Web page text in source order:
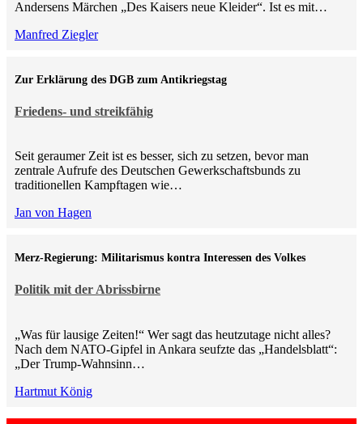
Andersens Märchen „Des Kaisers neue Kleider“. Ist es mit…
Manfred Ziegler
Friedens- und streikfähig
Zur Erklärung des DGB zum Antikriegstag
Seit geraumer Zeit ist es besser, sich zu setzen, bevor man
zentrale Aufrufe des Deutschen Gewerkschaftsbunds zu
traditionellen Kampftagen wie…
Jan von Hagen
Politik mit der Abrissbirne
Merz-Regierung: Militarismus kontra Inte­ressen des Volkes
„Was für lausige Zeiten!“ Wer sagt das heutzutage nicht alles?
Nach dem NATO-Gipfel in Ankara seufzte das „Handelsblatt“:
„Der Trump-Wahnsinn…
Hartmut König